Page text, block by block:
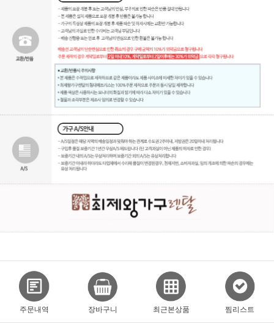
주문내역 장바구니 최근본상품 찜리스트